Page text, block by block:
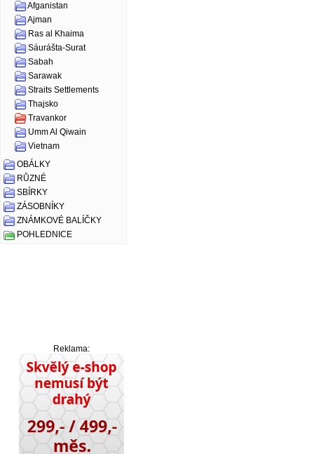
Afganistan
Ajman
Ras al Khaima
Sáurášta-Surat
Sabah
Sarawak
Straits Settlements
Thajsko
Travankor
Umm Al Qiwain
Vietnam
OBÁLKY
RŮZNÉ
SBÍRKY
ZÁSOBNÍKY
ZNÁMKOVÉ BALÍČKY
POHLEDNICE
Reklama: